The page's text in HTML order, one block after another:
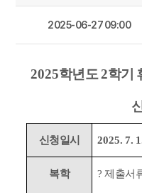
2025-06-27 09:00
2025학년도2학기
신청일시 2025. 7.
복학 ?제출서